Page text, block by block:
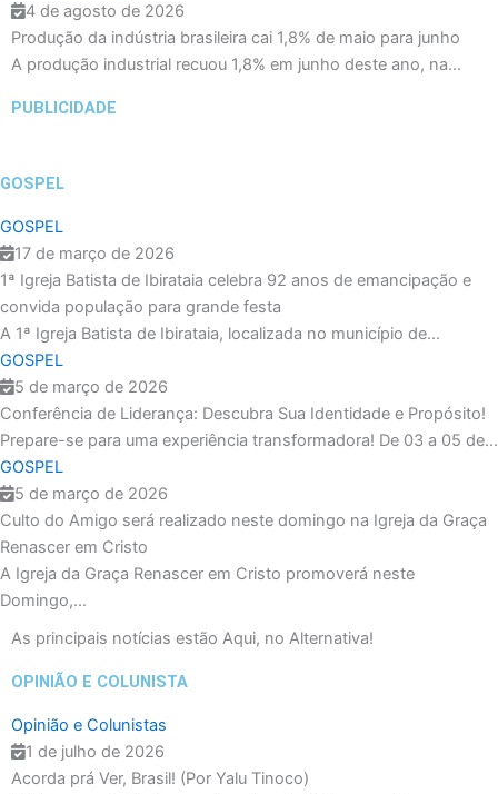
4 de agosto de 2026
Produção da indústria brasileira cai 1,8% de maio para junho
A produção industrial recuou 1,8% em junho deste ano, na...
PUBLICIDADE
GOSPEL
GOSPEL
17 de março de 2026
1ª Igreja Batista de Ibirataia celebra 92 anos de emancipação e
convida população para grande festa
A 1ª Igreja Batista de Ibirataia, localizada no município de...
GOSPEL
5 de março de 2026
Conferência de Liderança: Descubra Sua Identidade e Propósito!
Prepare-se para uma experiência transformadora! De 03 a 05 de...
GOSPEL
5 de março de 2026
Culto do Amigo será realizado neste domingo na Igreja da Graça
Renascer em Cristo
A Igreja da Graça Renascer em Cristo promoverá neste
Domingo,...
As principais notícias estão Aqui, no Alternativa!
OPINIÃO E COLUNISTA
Opinião e Colunistas
1 de julho de 2026
Acorda prá Ver, Brasil! (Por Yalu Tinoco)